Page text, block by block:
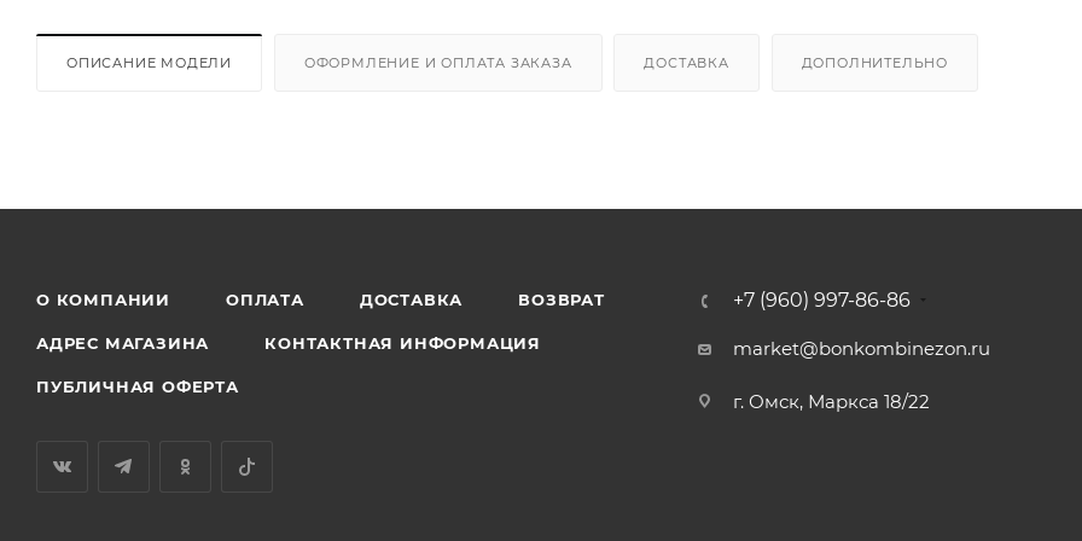
ОПИСАНИЕ МОДЕЛИ ОФОРМЛЕНИЕ И ОПЛАТА ЗАКАЗА ДОСТАВКА ДОПОЛНИТЕЛЬНО
О КОМПАНИИ ОПЛАТА ДОСТАВКА ВОЗВРАТ
АДРЕС МАГАЗИНА КОНТАКТНАЯ ИНФОРМАЦИЯ
ПУБЛИЧНАЯ ОФЕРТА
+7 (960) 997-86-86
market@bonkombinezon.ru
г. Омск, Маркса 18/22